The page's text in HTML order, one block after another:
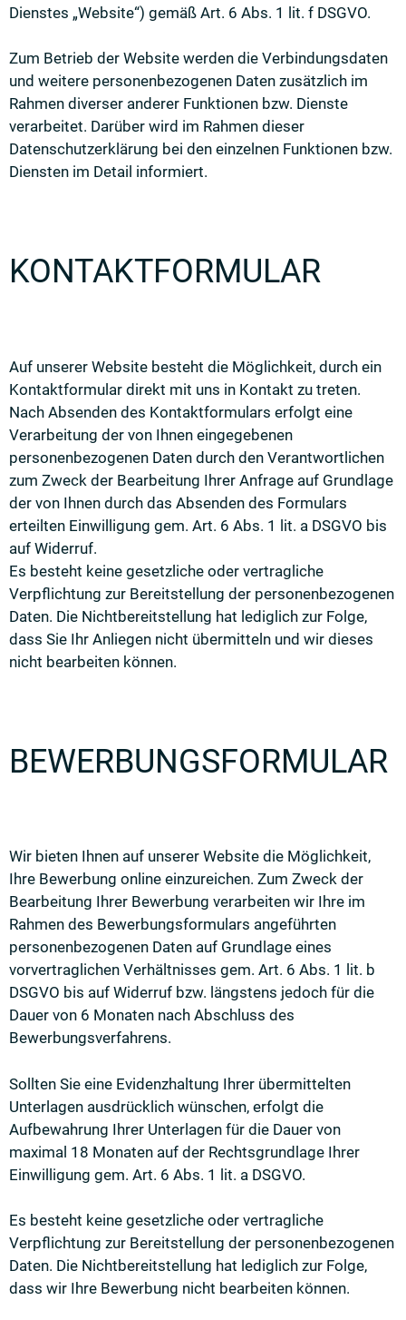
Dienstes „Website“) gemäß Art. 6 Abs. 1 lit. f DSGVO.
Zum Betrieb der Website werden die Verbindungsdaten
und weitere personenbezogenen Daten zusätzlich im
Rahmen diverser anderer Funktionen bzw. Dienste
verarbeitet. Darüber wird im Rahmen dieser
Datenschutzerklärung bei den einzelnen Funktionen bzw.
Diensten im Detail informiert.
KONTAKTFORMULAR
Auf unserer Website besteht die Möglichkeit, durch ein
Kontaktformular direkt mit uns in Kontakt zu treten.
Nach Absenden des Kontaktformulars erfolgt eine
Verarbeitung der von Ihnen eingegebenen
personenbezogenen Daten durch den Verantwortlichen
zum Zweck der Bearbeitung Ihrer Anfrage auf Grundlage
der von Ihnen durch das Absenden des Formulars
erteilten Einwilligung gem. Art. 6 Abs. 1 lit. a DSGVO bis
auf Widerruf.
Es besteht keine gesetzliche oder vertragliche
Verpflichtung zur Bereitstellung der personenbezogenen
Daten. Die Nichtbereitstellung hat lediglich zur Folge,
dass Sie Ihr Anliegen nicht übermitteln und wir dieses
nicht bearbeiten können.
BEWERBUNGSFORMULAR
Wir bieten Ihnen auf unserer Website die Möglichkeit,
Ihre Bewerbung online einzureichen. Zum Zweck der
Bearbeitung Ihrer Bewerbung verarbeiten wir Ihre im
Rahmen des Bewerbungsformulars angeführten
personenbezogenen Daten auf Grundlage eines
vorvertraglichen Verhältnisses gem. Art. 6 Abs. 1 lit. b
DSGVO bis auf Widerruf bzw. längstens jedoch für die
Dauer von 6 Monaten nach Abschluss des
Bewerbungsverfahrens.
Sollten Sie eine Evidenzhaltung Ihrer übermittelten
Unterlagen ausdrücklich wünschen, erfolgt die
Aufbewahrung Ihrer Unterlagen für die Dauer von
maximal 18 Monaten auf der Rechtsgrundlage Ihrer
Einwilligung gem. Art. 6 Abs. 1 lit. a DSGVO.
Es besteht keine gesetzliche oder vertragliche
Verpflichtung zur Bereitstellung der personenbezogenen
Daten. Die Nichtbereitstellung hat lediglich zur Folge,
dass wir Ihre Bewerbung nicht bearbeiten können.